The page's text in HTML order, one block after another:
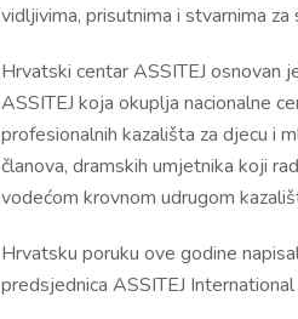
vidljivima, prisutnima i stvarnima
Hrvatski centar ASSITEJ osnovan
ASSITEJ koja okuplja nacionalne
profesionalnih kazališta za djecu i
članova, dramskih umjetnika koji
vodećom krovnom udrugom
Hrvatsku poruku ove godine
predsjednica ASSITEJ International